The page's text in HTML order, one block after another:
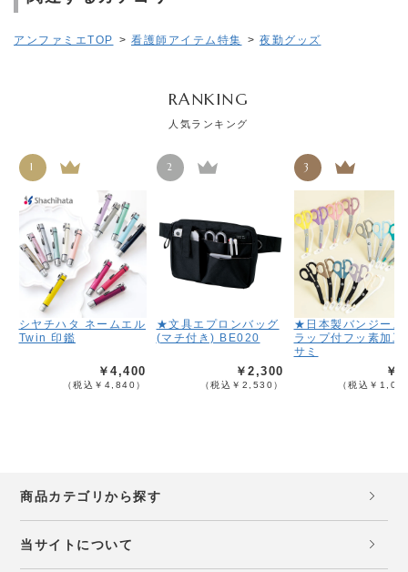
アンファミエTOP > 看護師アイテム特集 > 夜勤グッズ
RANKING
人気ランキング
1
シヤチハタ ネームエル
Twin 印鑑
￥4,400
（税込￥4,840）
2
★文具エプロンバッグ
(マチ付き) BE020
￥2,300
（税込￥2,530）
3
★日本製バンジース
ラップ付フッ素加工
サミ
￥
（税込￥
商品カテゴリから探す
当サイトについて